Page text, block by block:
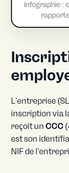
Infographie :
L'entreprise
inscription via
reçoit unCCC (
est son
NIF de